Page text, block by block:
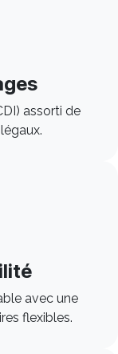
assorti de
avec une
flexibles.